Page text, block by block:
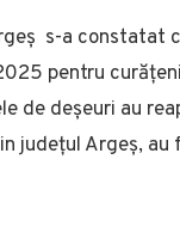
s-a constatat
pentru
de deșeuri au
județul Argeș,